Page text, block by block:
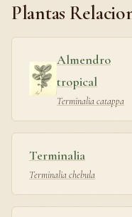
Plantas
Almendro
tropical
Terminalia catappa
Terminalia
Terminalia chebula